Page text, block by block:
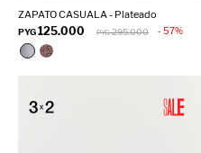
ZAPATO CASUALA - Plateado
PYG125.000 PYG 295.000 57